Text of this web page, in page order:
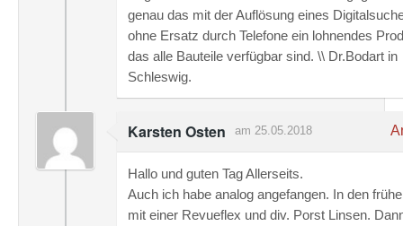
genau das mit der Auflösung eines
ohne Ersatz durch Telefone ein lohnendes
das alle Bauteile verfügbar sind. \\ Dr.Bodart in
Schleswig.
Karsten Osten am 25.05.2018
Hallo und guten Tag Allerseits.
Auch ich habe analog angefangen. In den
mit einer Revueflex und div. Porst Linsen.